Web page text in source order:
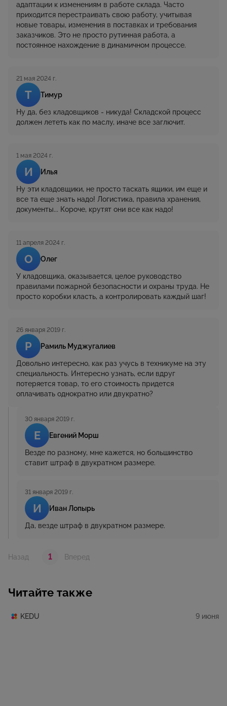
адаптации к изменениям в работе склада. Часто
приходится перестраивать свою работу, учитывая
новые товары, изменения в поставках и требования
заказчиков. Это не просто рутинная работа, а
постоянное нахождение в динамичном процессе.
Т Тимур
21 мая 2024 г.
Ну да, без кладовщиков - никуда! Складской процесс
должен лететь как по маслу, иначе все заглючит.
И Илья
1 мая 2024 г.
Ну эти кладовщики, не просто таскать ящики, им еще и
все та еще знать надо! Логистика, правила хранения,
документы... Короче, крутят они все как надо!
О Олег
11 апреля 2024 г.
У кладовщика, оказывается, целое руководство
правилами пожарной безопасности и охраны труда. Не
просто коробки класть, а контролировать каждый шаг!
Р Рамиль Муджугалиев
26 января 2019 г.
Довольно интересно, как раз учусь в техникуме на эту
специальность. Интересно узнать, если вдруг
потеряется товар, то его стоимость придется
оплачивать однократно или двукратно?
Е Евгений Морш
30 января 2019 г.
Везде по разному, мне кажется, но большинство
ставит штраф в двукратном размере.
И Иван Лопырь
31 января 2019 г.
Да, везде штраф в двукратном размере.
Назад 1 Вперед
Читайте также
KEDU 9 июня